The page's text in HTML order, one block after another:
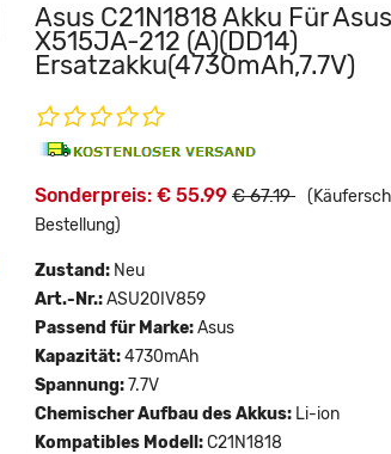
Asus C21N1818 Akku Für
X515JA-212 (A)(DD14)
Ersatzakku(4730mAh,7.7V)
Sonderpreis: € 55.99 € 67.19
Bestellung)
Zustand: Neu
Art.-Nr.:ASU20IV859
Passend für Marke:Asus
Kapazität:4730mAh
Spannung:7.7V
Chemischer Aufbau des Akkus: Li-ion
Kompatibles Modell:C21N1818